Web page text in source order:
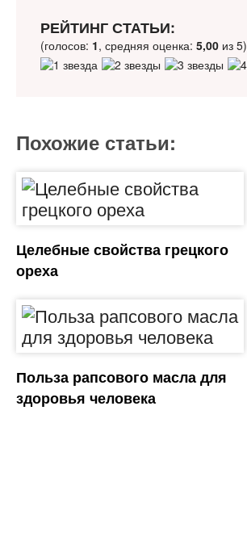
РЕЙТИНГ СТАТЬИ:
(голосов: 1, средняя оценка: 5,00из 5)
Похожие статьи:
Целебные свойства грецкого
ореха
Польза рапсового масла для
здоровья человека